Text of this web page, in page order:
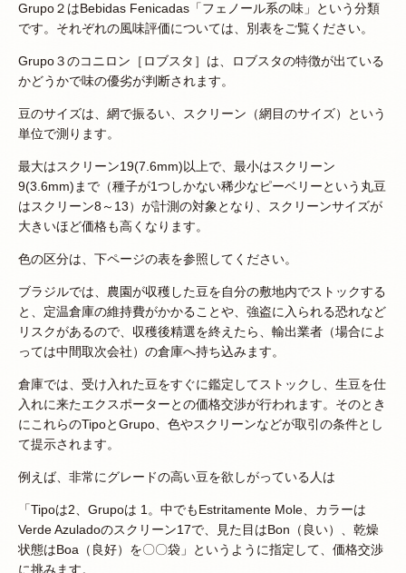
Grupo２はBebidas Fenicadas「フェノール系の味」という分類
です。それぞれの風味評価については、別表をご覧ください。
Grupo３のコニロン［ロブスタ］は、ロブスタの特徴が出ている
かどうかで味の優劣が判断されます。
豆のサイズは、網で振るい、スクリーン（網目のサイズ）という
単位で測ります。
最大はスクリーン19(7.6mm)以上で、最小はスクリーン
9(3.6mm)まで（種子が1つしかない稀少なピーベリーという丸豆
はスクリーン8～13）が計測の対象となり、スクリーンサイズが
大きいほど価格も高くなります。
色の区分は、下ページの表を参照してください。
ブラジルでは、農園が収穫した豆を自分の敷地内でストックする
と、定温倉庫の維持費がかかることや、強盗に入られる恐れなど
リスクがあるので、収穫後精選を終えたら、輸出業者（場合によ
っては中間取次会社）の倉庫へ持ち込みます。
倉庫では、受け入れた豆をすぐに鑑定してストックし、生豆を仕
入れに来たエクスポーターとの価格交渉が行われます。そのとき
にこれらのTipoとGrupo、色やスクリーンなどが取引の条件とし
て提示されます。
例えば、非常にグレードの高い豆を欲しがっている人は
「Tipoは2、Grupoは 1。中でもEstritamente Mole、カラーは
Verde Azuladoのスクリーン17で、見た目はBon（良い）、乾燥
状態はBoa（良好）を〇〇袋」というように指定して、価格交渉
に挑みます。